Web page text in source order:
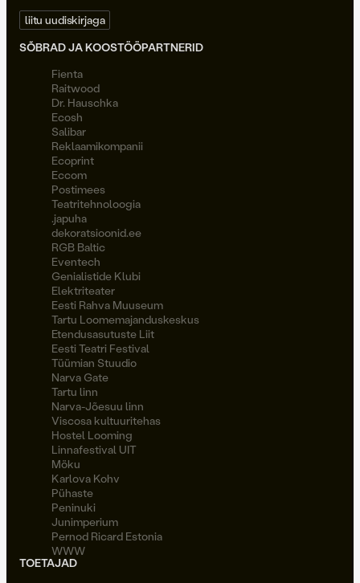
liitu uudiskirjaga
SÕBRAD JA KOOSTÖÖPARTNERID
Fienta
Raitwood
Dr. Hauschka
Ecosh
Salibar
Reklaamikompanii
Ecoprint
Eccom
Postimees
Teatritehnoloogia
.japuha
dekoratsioonid.ee
RGB Baltic
Eventech
Genialistide Klubi
Elektriteater
Eesti Rahva Muuseum
Tartu Loomemajanduskeskus
Etendusasutuste Liit
Eesti Teatri Festival
Tüümian Stuudio
Narva Gate
Tartu linn
Narva-Jõesuu linn
Viscosa kultuuritehas
Hostel Looming
Linnafestival UIT
Möku
Karlova Kohv
Pühaste
Peninuki
Junimperium
Pernod Ricard Estonia
WWW
TOETAJAD